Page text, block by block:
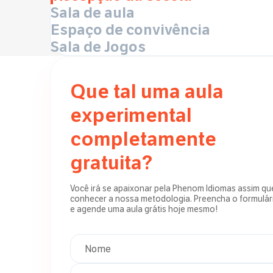
Sala de aula
Espaço de convivência
Sala de Jogos
Que tal uma aula
experimental
completamente
gratuita?
Você irá se apaixonar pela Phenom Idiomas assim
conhecer a nossa metodologia. Preencha o
e agende uma aula grátis hoje mesmo!
Nome